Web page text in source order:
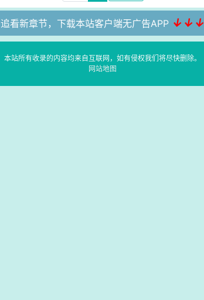
追看新章节，下载本站客户端无广告APP ↓↓↓
本站所有收录的内容均来自互联网，如有侵权我们将尽快删除。
网站地图